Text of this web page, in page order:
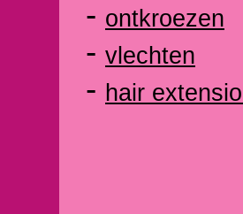
- ontkroezen
- vlechten
- hair